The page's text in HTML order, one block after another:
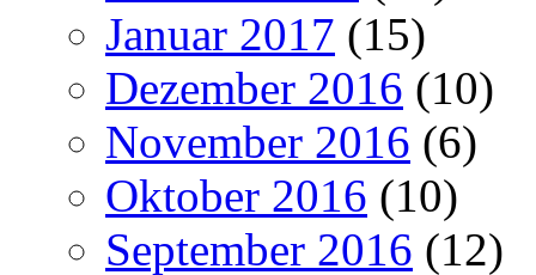
Januar 2017 (15)
Dezember 2016 (10)
November 2016 (6)
Oktober 2016 (10)
September 2016 (12)